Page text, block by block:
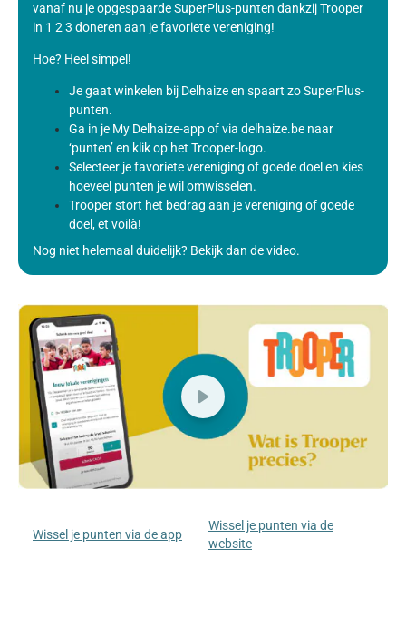
vanaf nu je opgespaarde SuperPlus-punten dankzij Trooper
in 1 2 3 doneren aan je favoriete vereniging!
Hoe? Heel simpel!
Je gaat winkelen bij Delhaize en spaart zo SuperPlus-
punten.
Ga in je My Delhaize-app of via delhaize.be naar
‘punten’ en klik op het Trooper-logo.
Selecteer je favoriete vereniging of goede doel en kies
hoeveel punten je wil omwisselen.
Trooper stort het bedrag aan je vereniging of goede
doel, et voilà!
Nog niet helemaal duidelijk? Bekijk dan de video.
Wissel je punten via de app
Wissel je punten via de
website